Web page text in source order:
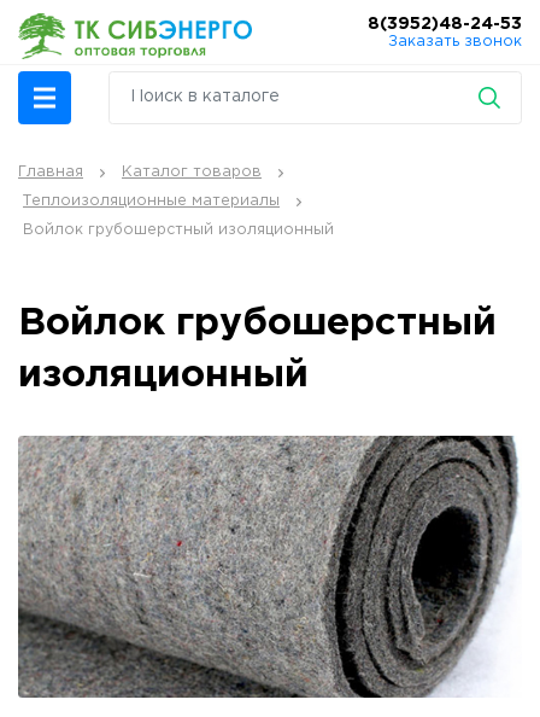
8(3952)48-24-53
Заказать звонок
Главная Каталог товаров
Теплоизоляционные материалы
Войлок грубошерстный изоляционный
Войлок грубошерстный
изоляционный